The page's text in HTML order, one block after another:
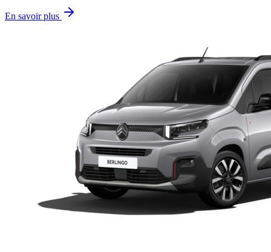
En savoir plus